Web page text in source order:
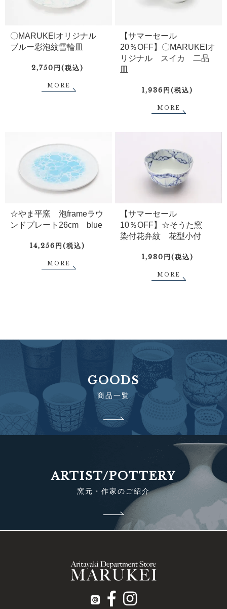
〇MARUKEIオリジナル
ブルー彩泡紋雪輪皿
2,750円(税込)
MORE
【サマーセール
20％OFF】〇MARUKEIオ
リジナル スイカ 二品
皿
1,936円(税込)
MORE
☆やま平窯 泡frameラウ
ンドプレート26cm blue
14,256円(税込)
MORE
【サマーセール
10％OFF】☆そうた窯
染付花弁紋 花型小付
1,980円(税込)
MORE
GOODS
商品一覧
ARTIST/POTTERY
窯元・作家のご紹介